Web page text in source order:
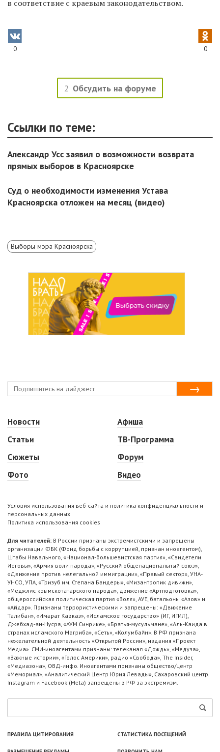
в соответствие с краевым законодательством.
0 0
2 Обсудить на форуме
Ссылки по теме:
Александр Усс заявил о возможности возврата
прямых выборов в Красноярске
Суд о необходимости изменения Устава
Красноярска отложен на месяц (видео)
Выборы мэра Красноярска
Новости
Статьи
Сюжеты
Фото
Афиша
ТВ-Программа
Форум
Видео
Условия использования веб-сайта и политика конфиденциальности и
персональных данных
Политика использования cookies
Для читателей: В России признаны экстремистскими и запрещены
организации ФБК (Фонд борьбы с коррупцией, признан иноагентом),
Штабы Навального, «Национал-большевистская партия», «Свидетели
Иеговы», «Армия воли народа», «Русский общенациональный союз»,
«Движение против нелегальной иммиграции», «Правый сектор», УНА-
УНСО, УПА, «Тризуб им. Степана Бандеры», «Мизантропик дивижн»,
«Меджлис крымскотатарского народа», движение «Артподготовка»,
общероссийская политическая партия «Воля», АУЕ, батальоны «Азов» и
«Айдар». Признаны террористическими и запрещены: «Движение
Талибан», «Имарат Кавказ», «Исламское государство» (ИГ, ИГИЛ),
Джебхад-ан-Нусра, «АУМ Синрике», «Братья-мусульмане», «Аль-Каида в
странах исламского Магриба», «Сеть», «Колумбайн». В РФ признана
нежелательной деятельность «Открытой России», издания «Проект
Медиа». СМИ-иноагентами признаны: телеканал «Дождь», «Медуза»,
«Важные истории», «Голос Америки», радио «Свобода», The Insider,
«Медиазона», ОВД-инфо. Иноагентами признаны общество/центр
«Мемориал», «Аналитический Центр Юрия Левады», Сахаровский центр.
Instagram и Facebook (Metа) запрещены в РФ за экстремизм.
ПРАВИЛА ЦИТИРОВАНИЯ СТАТИСТИКА ПОСЕЩЕНИЙ